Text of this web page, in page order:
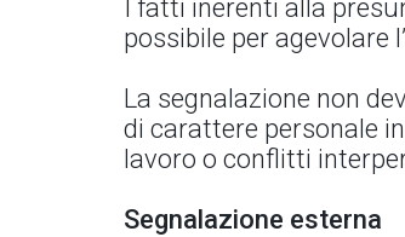
I fatti inerenti alla
possibile per agevolare
La segnalazione non
di carattere personale
lavoro o conflitti
Segnalazione esterna